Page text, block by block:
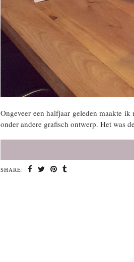
Ongeveer een halfjaar geleden maakte
onder andere grafisch ontwerp. Het was
SHARE: